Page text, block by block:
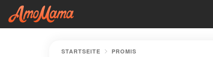
STARTSEITE PROMIS